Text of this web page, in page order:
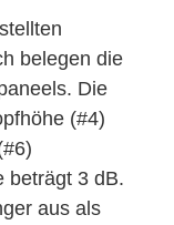
belegen die
Die
(#4)
beträgt 3 dB.
aus als